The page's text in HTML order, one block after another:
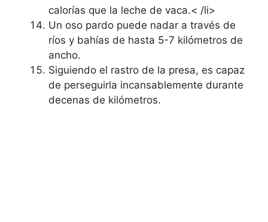
calorías que la leche de vaca.< /li>
Un oso pardo puede nadar a través de
ríos y bahías de hasta 5-7 kilómetros de
ancho.
Siguiendo el rastro de la presa, es capaz
de perseguirla incansablemente durante
decenas de kilómetros.